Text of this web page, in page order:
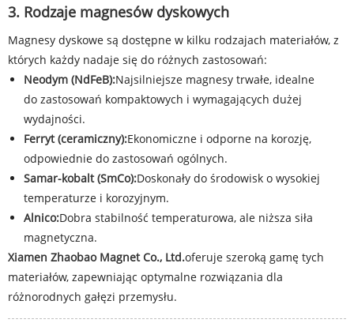
3. Rodzaje magnesów dyskowych
Magnesy dyskowe są dostępne w kilku rodzajach materiałów, z
których każdy nadaje się do różnych zastosowań:
Neodym (NdFeB):Najsilniejsze magnesy trwałe, idealne
do zastosowań kompaktowych i wymagających dużej
wydajności.
Ferryt (ceramiczny):Ekonomiczne i odporne na korozję,
odpowiednie do zastosowań ogólnych.
Samar-kobalt (SmCo):Doskonały do ​​środowisk o wysokiej
temperaturze i korozyjnym.
Alnico:Dobra stabilność temperaturowa, ale niższa siła
magnetyczna.
Xiamen Zhaobao Magnet Co., Ltd.oferuje szeroką gamę tych
materiałów, zapewniając optymalne rozwiązania dla
różnorodnych gałęzi przemysłu.